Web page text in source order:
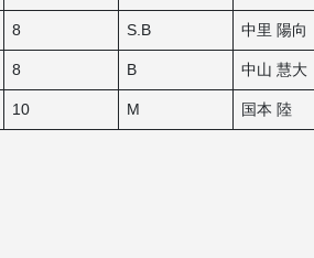
8 S.B 中里 陽向
8 B 中山 慧大
10 M 国本 陸